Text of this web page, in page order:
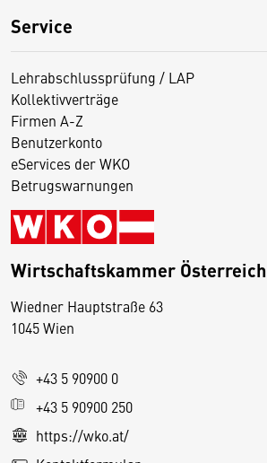
Service
Lehrabschlussprüfung / LAP
Kollektivverträge
Firmen A-Z
Benutzerkonto
eServices der WKO
Betrugswarnungen
Wirtschaftskammer Österreich
Wiedner Hauptstraße 63
1045 Wien
+43 5 90900 0
+43 5 90900 250
https://wko.at/
D
s
e
S
e